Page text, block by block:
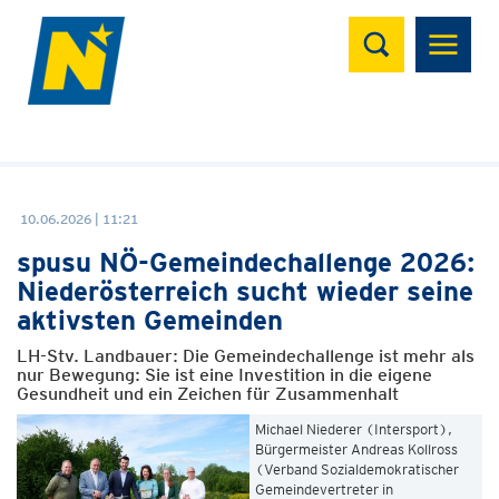
Suchen
10.06.2026 | 11:21
spusu NÖ-Gemeindechallenge 2026:
Niederösterreich sucht wieder seine
aktivsten Gemeinden
LH-Stv. Landbauer: Die Gemeindechallenge ist mehr als
nur Bewegung: Sie ist eine Investition in die eigene
Gesundheit und ein Zeichen für Zusammenhalt
Michael Niederer (Intersport),
Bürgermeister Andreas Kollross
(Verband Sozialdemokratischer
Gemeindevertreter in